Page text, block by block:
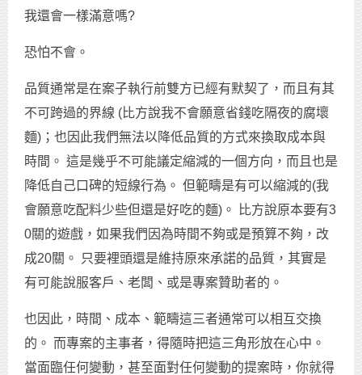
我還會一樣滿意嗎?
恐怕不會。
品質通常是在案子執行前雙方已經有默契了，而且有其
不可跨過的界線 (比方說我不會願意省錢吃隔夜的腐壞
麵)；也因此我們無法以降低品質的方式來換取成本與
時間。 這是幾乎不可能議定縮減的一個方向，而且也是
降低自己口碑的短線行為。 但範疇是有可以縮減的(我
會願意吃配料少些但還是好吃的麵)。 比方說原本要有3
0關的遊戲，如果我們因為時間不夠或是預算不夠，改
成20關。 只要裡頭還是維持原來承諾的品質，其實是
有可能說服客戶、老闆、或是專案贊助者的。
也因此，時間、成本、範疇這三者通常可以相互交換
的。 而專案的主事者，得隨時把這三角形放在心中。
當面臨任何變動，甚至面對任何變動的提案時，你就得